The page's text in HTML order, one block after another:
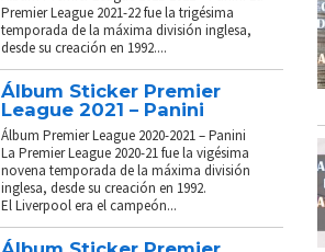
Premier League 2021-22 fue la trigésima
temporada de la máxima división inglesa,
desde su creación en 1992....
Álbum Sticker Premier
League 2021 – Panini
Álbum Premier League 2020-2021 – Panini
La Premier League 2020-21 fue la vigésima
novena temporada de la máxima división
inglesa, desde su creación en 1992.
El Liverpool era el campeón...